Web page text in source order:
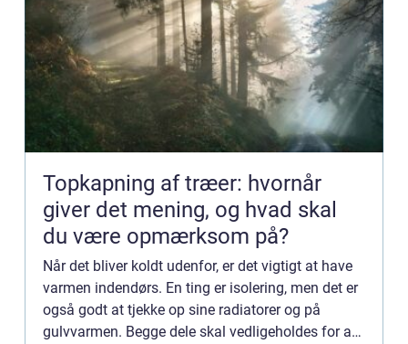
Topkapning af træer: hvornår
giver det mening, og hvad skal
du være opmærksom på?
Når det bliver koldt udenfor, er det vigtigt at have
varmen indendørs. En ting er isolering, men det er
også godt at tjekke op sine radiatorer og på
gulvvarmen. Begge dele skal vedligeholdes for at